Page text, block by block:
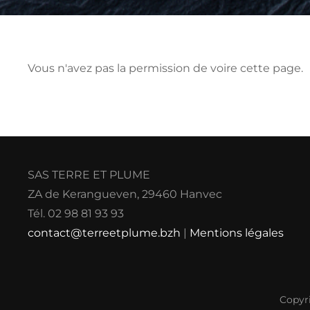
Vous n'avez pas la permission de voire cette page.
SAS TERRE ET PLUME
ZA de Kerangueven, 29460 Hanvec
Tél. 02 98 81 93 93
contact@terreetplume.bzh | Mentions légales